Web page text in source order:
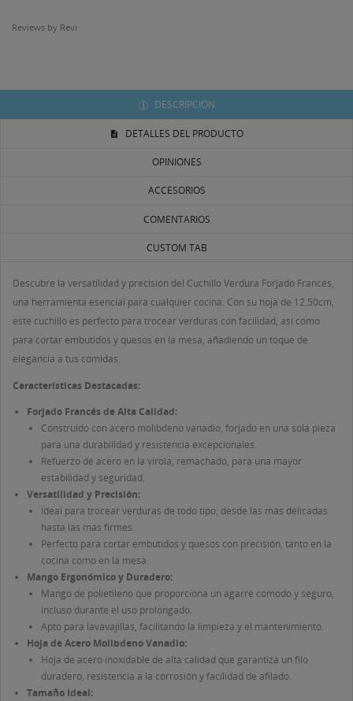
Reviews by Revi
DESCRIPCIÓN
DETALLES DEL PRODUCTO
OPINIONES
ACCESORIOS
COMENTARIOS
CUSTOM TAB
Descubre la versatilidad y precisión del Cuchillo Verdura Forjado Francés,
una herramienta esencial para cualquier cocina. Con su hoja de 12.50cm,
este cuchillo es perfecto para trocear verduras con facilidad, así como
para cortar embutidos y quesos en la mesa, añadiendo un toque de
elegancia a tus comidas.
Características Destacadas:
Forjado Francés de Alta Calidad:
Construido con acero molibdeno vanadio, forjado en una sola pieza
para una durabilidad y resistencia excepcionales.
Refuerzo de acero en la virola, remachado, para una mayor
estabilidad y seguridad.
Versatilidad y Precisión:
Ideal para trocear verduras de todo tipo, desde las más delicadas
hasta las más firmes.
Perfecto para cortar embutidos y quesos con precisión, tanto en la
cocina como en la mesa.
Mango Ergonómico y Duradero:
Mango de polietileno que proporciona un agarre cómodo y seguro,
incluso durante el uso prolongado.
Apto para lavavajillas, facilitando la limpieza y el mantenimiento.
Hoja de Acero Molibdeno Vanadio:
Hoja de acero inoxidable de alta calidad que garantiza un filo
duradero, resistencia a la corrosión y facilidad de afilado.
Tamaño Ideal:
MI LISTA DE DESEOS
((TITLE))
((LABEL))
((CANCELTEXT))
INICIAR SESIÓN
Debe iniciar sesión para guardar productos en su lista
de deseos.